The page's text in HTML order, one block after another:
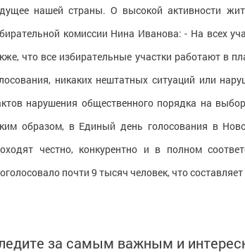
нашей страны. О высокой активности
комиссии Нина Иванова: - На всех
что все избирательные участки работают в
никаких нештатных ситуаций или
нарушения общественного порядка на
образом, в Единый день голосования в
честно, конкурентно и в полном
почти 9 тысяч человек, что
за самым важным и